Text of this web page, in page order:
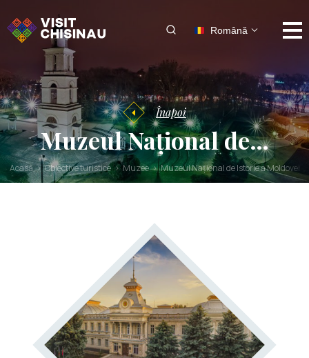
Română
Înapoi
Muzeul Național de…
Acasă Obiective turistice Muzee Muzeul Național de Istorie a Moldovei